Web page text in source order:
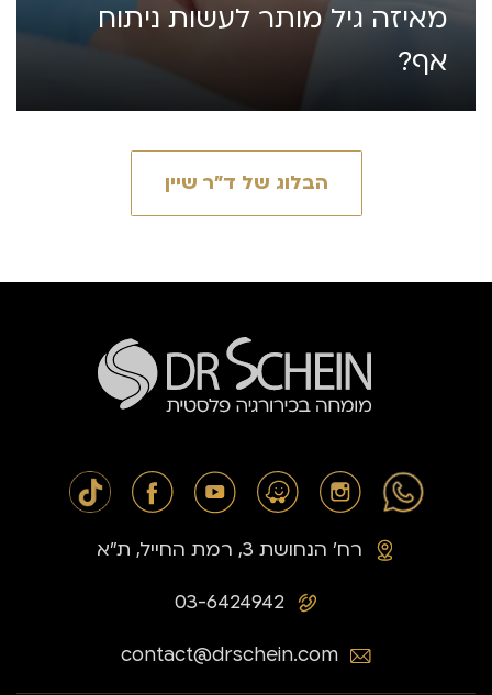
מאיזה גיל מותר לעשות ניתוח
אף?
הבלוג של ד״ר שיין
03-6424942
רח׳ הנחושת 3, רמת החייל, ת״א
contact@drschein.com